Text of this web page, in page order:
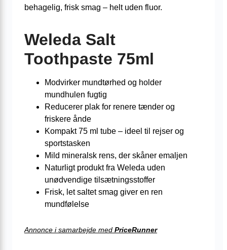
behagelig, frisk smag – helt uden fluor.
Weleda Salt
Toothpaste 75ml
Modvirker mundtørhed og holder
mundhulen fugtig
Reducerer plak for renere tænder og
friskere ånde
Kompakt 75 ml tube – ideel til rejser og
sportstasken
Mild mineralsk rens, der skåner emaljen
Naturligt produkt fra Weleda uden
unødvendige tilsætningsstoffer
Frisk, let saltet smag giver en ren
mundfølelse
Annonce i samarbejde med PriceRunner